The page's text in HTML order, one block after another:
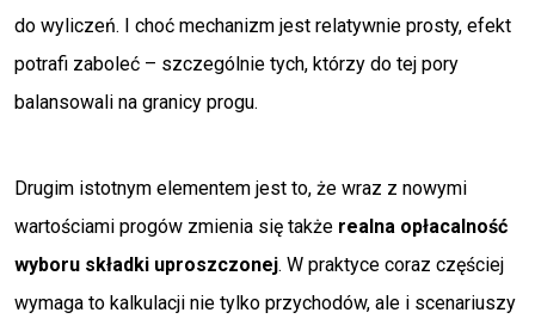
do wyliczeń. I choć mechanizm jest relatywnie prosty, efekt
potrafi zaboleć – szczególnie tych, którzy do tej pory
balansowali na granicy progu.
Drugim istotnym elementem jest to, że wraz z nowymi
wartościami progów zmienia się także realna opłacalność
wyboru składki uproszczonej. W praktyce coraz częściej
wymaga to kalkulacji nie tylko przychodów, ale i scenariuszy